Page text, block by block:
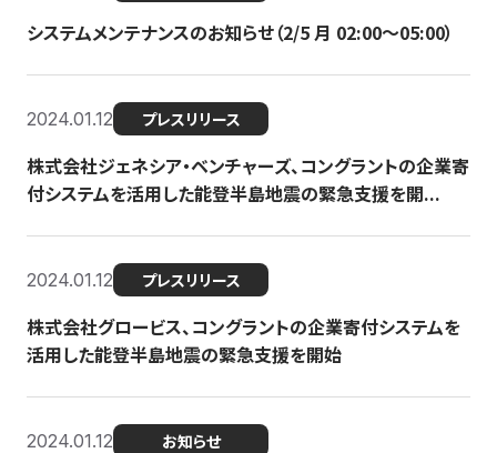
システムメンテナンスのお知らせ（2/5 月 02:00〜05:00）
2024.01.12 プレスリリース
株式会社ジェネシア・ベンチャーズ、コングラントの企業寄
付システムを活用した能登半島地震の緊急支援を開...
2024.01.12 プレスリリース
株式会社グロービス、コングラントの企業寄付システムを
活用した能登半島地震の緊急支援を開始
2024.01.12 お知らせ